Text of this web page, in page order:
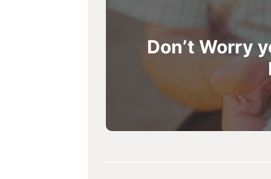
Don’t Worry